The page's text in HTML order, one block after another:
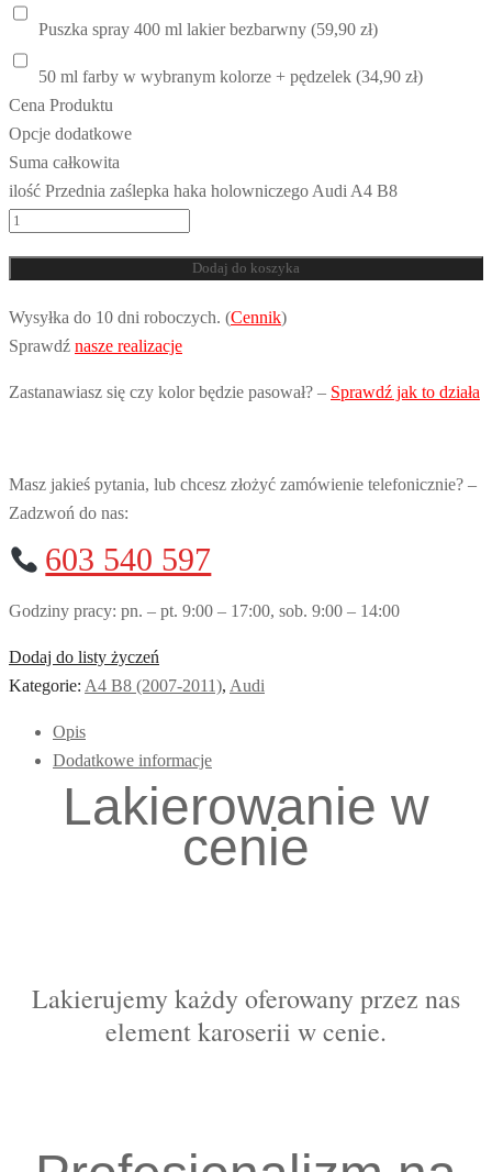
Puszka spray 400 ml lakier bezbarwny (59,90 zł)
50 ml farby w wybranym kolorze + pędzelek (34,90 zł)
Cena Produktu
Opcje dodatkowe
Suma całkowita
ilość Przednia zaślepka haka holowniczego Audi A4 B8
Dodaj do koszyka
Wysyłka do 10 dni roboczych. (Cennik)
Sprawdź nasze realizacje
Zastanawiasz się czy kolor będzie pasował? – Sprawdź jak to działa
Masz jakieś pytania, lub chcesz złożyć zamówienie telefonicznie? –
Zadzwoń do nas:
603 540 597
Godziny pracy: pn. – pt. 9:00 – 17:00, sob. 9:00 – 14:00
Dodaj do listy życzeń
Kategorie: A4 B8 (2007-2011), Audi
Opis
Dodatkowe informacje
Lakierowanie w
cenie
Lakierujemy każdy oferowany przez nas
element karoserii w cenie.